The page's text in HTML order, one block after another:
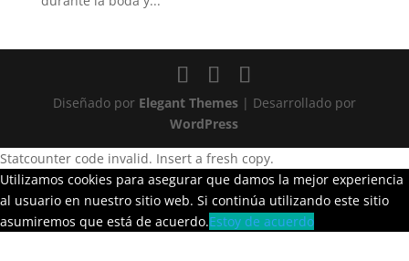
Diseñado por Elegant Themes| Desarrollado por
WordPress
Statcounter code invalid. Insert a fresh copy.
Utilizamos cookies para asegurar que damos la mejor experiencia
al usuario en nuestro sitio web. Si continúa utilizando este sitio
asumiremos que está de acuerdo.Estoy de acuerdo